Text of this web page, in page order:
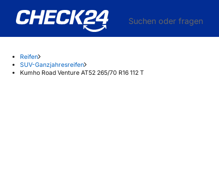
Suchen oder fragen
Reifen
SUV-Ganzjahresreifen
Kumho Road Venture AT52 265/70 R16 112 T